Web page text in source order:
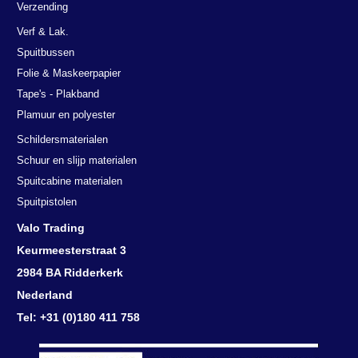
Verzending
Verf & Lak.
Spuitbussen
Folie & Maskeerpapier
Tape's - Plakband
Plamuur en polyester
Schildersmaterialen
Schuur en slijp materialen
Spuitcabine materialen
Spuitpistolen
Valo Trading
Keurmeesterstraat 3
2984 BA Ridderkerk
Nederland
Tel: +31 (0)180 411 758
cookies.
We gebruiken cookies om inhoud en advertenties te personaliseren en